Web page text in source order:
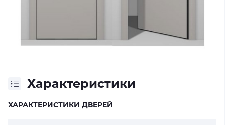
Характеристики
ХАРАКТЕРИСТИКИ ДВЕРЕЙ